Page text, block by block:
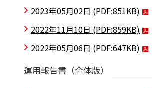
2023年05月02日 (PDF:851KB)
2022年11月10日 (PDF:859KB)
2022年05月06日 (PDF:647KB)
運用報告書（全体版）